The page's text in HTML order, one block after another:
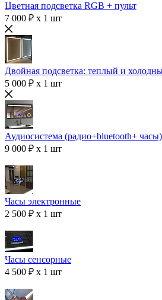
Цветная подсветка RGB + пульт
7 000 ₽ x 1 шт
Двойная подсветка: теплый и
5 000 ₽ x 1 шт
Аудиосистема (радио+bluetooth+ часы)
9 000 ₽ x 1 шт
Часы электронные
2 500 ₽ x 1 шт
Часы сенсорные
4 500 ₽ x 1 шт